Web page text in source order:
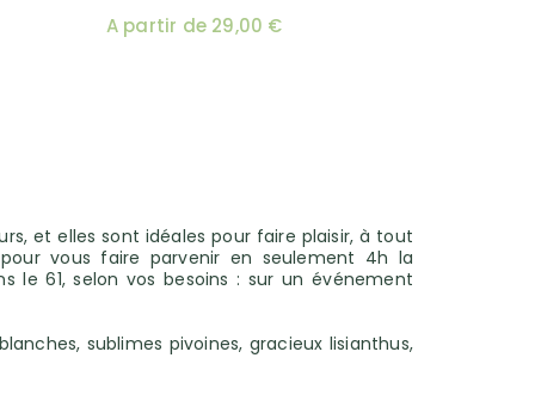
A partir de 29,00 €
et elles sont idéales pour faire plaisir, à tout
vous faire parvenir en seulement 4h la
le 61, selon vos besoins : sur un événement
sublimes pivoines, gracieux lisianthus,